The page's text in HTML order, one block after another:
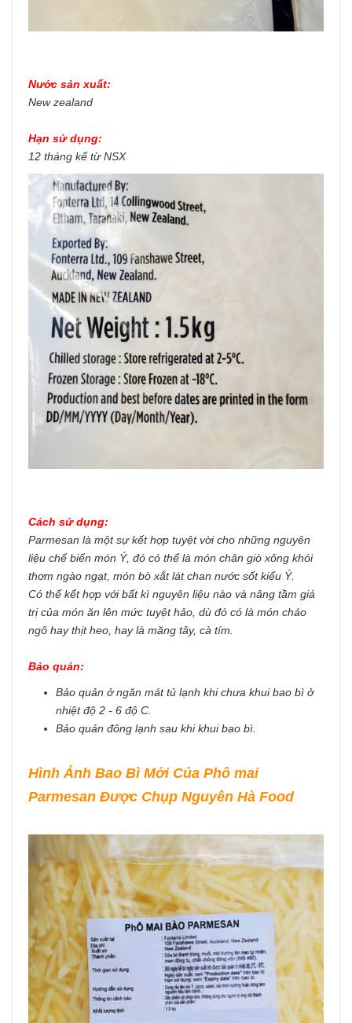
Nước sản xuất:
New zealand
Hạn sử dụng:
12 tháng kể từ NSX
Cách sử dụng:
Parmesan là một sự kết hợp tuyệt vời cho những nguyên
liệu chế biến món Ý, đó có thể là món chân giò xông khói
thơm ngào ngạt, món bò xắt lát chan nước sốt kiểu Ý.
Có thể kết hợp với bất kì nguyên liệu nào và nâng tầm giá
trị của món ăn lên mức tuyệt hảo, dù đó có là món cháo
ngô hay thịt heo, hay là măng tây, cà tím.
Bảo quản:
Bảo quản ở ngăn mát tủ lạnh khi chưa khui bao bì ở
nhiệt độ 2 - 6 độ C.
Bảo quản đông lạnh sau khi khui bao bì.
Hình Ảnh Bao Bì Mới Của Phô mai
Parmesan Được Chụp Nguyên Hà Food